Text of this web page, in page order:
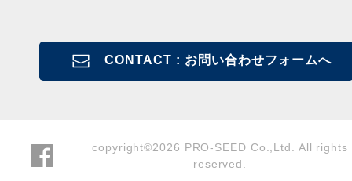
CONTACT : お問い合わせフォームへ
copyright©2026 PRO-SEED Co.,Ltd. All rights
reserved.